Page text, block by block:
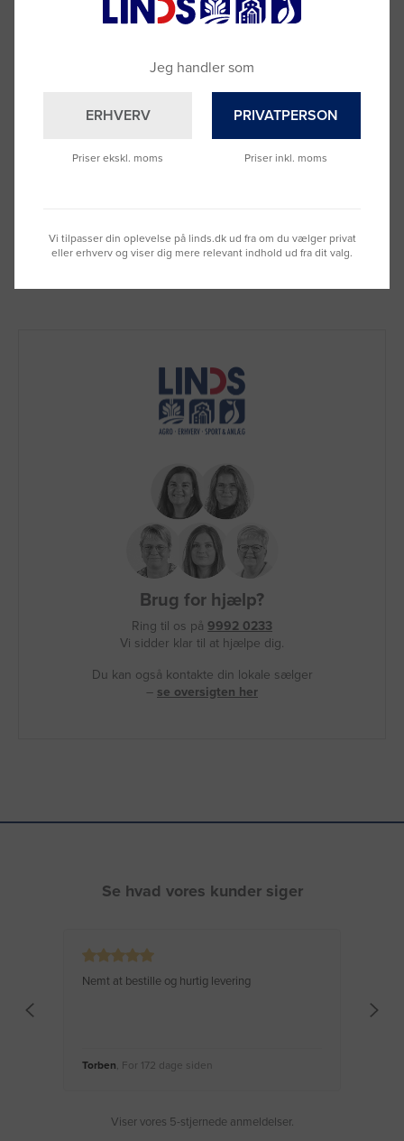
Varenummer: 3020649
Fragt 49 DKK inkl. moms
Brug for hjælp?
Ring til os på 9992 0233
Vi sidder klar til at hjælpe dig.
Du kan også kontakte din lokale sælger
– se oversigten her
Se hvad vores kunder siger
Nemt at bestille og hurtig levering
Torben, For 172 dage siden
Viser vores 5-stjernede anmeldelser.
Jeg handler som
ERHVERV
Priser ekskl. moms
PRIVATPERSON
Priser inkl. moms
Vi tilpasser din oplevelse på linds.dk ud fra om du vælger privat
eller erhverv og viser dig mere relevant indhold ud fra dit valg.